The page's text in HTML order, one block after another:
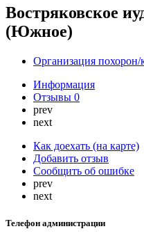
Востряковское
(Южное)
Организация похорон/
Информация
Отзывы 0
prev
next
Как доехать (на карте)
Добавить отзыв
Сообщить об ошибке
prev
next
Телефон администрации